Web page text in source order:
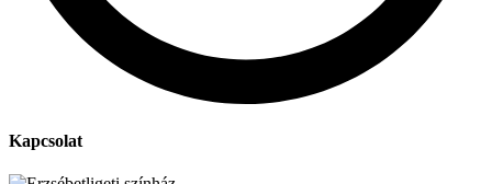
Kapcsolat